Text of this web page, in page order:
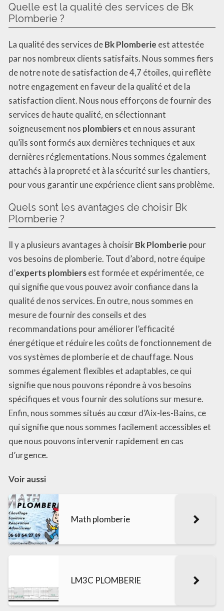
Quelle est la qualité des services de Bk
Plomberie ?
La qualité des services deBk Plomberie est attestée
par nos nombreux clients satisfaits. Nous sommes fiers
de notre note de satisfaction de 4,7 étoiles, qui reflète
notre engagement en faveur de la qualité et de la
satisfaction client. Nous nous efforçons de fournir des
services de haute qualité, en sélectionnant
soigneusement nos plombierset en nous assurant
qu’ils sont formés aux dernières techniques et aux
dernières réglementations. Nous sommes également
attachés à la propreté et à la sécurité sur les chantiers,
pour vous garantir une expérience client sans problème.
Quels sont les avantages de choisir Bk
Plomberie ?
Il y a plusieurs avantages à choisirBk Plomberie pour
vos besoins de plomberie. Tout d’abord, notre équipe
d’experts plombiersest formée et expérimentée, ce
qui signifie que vous pouvez avoir confiance dans la
qualité de nos services. En outre, nous sommes en
mesure de fournir des conseils et des
recommandations pour améliorer l’efficacité
énergétique et réduire les coûts de fonctionnement de
vos systèmes de plomberie et de chauffage. Nous
sommes également flexibles et adaptables, ce qui
signifie que nous pouvons répondre à vos besoins
spécifiques et vous fournir des solutions sur mesure.
Enfin, nous sommes situés au cœur d’Aix-les-Bains, ce
qui signifie que nous sommes facilement accessibles et
que nous pouvons intervenir rapidement en cas
d’urgence.
Voir aussi
Math plomberie
LM3C PLOMBERIE